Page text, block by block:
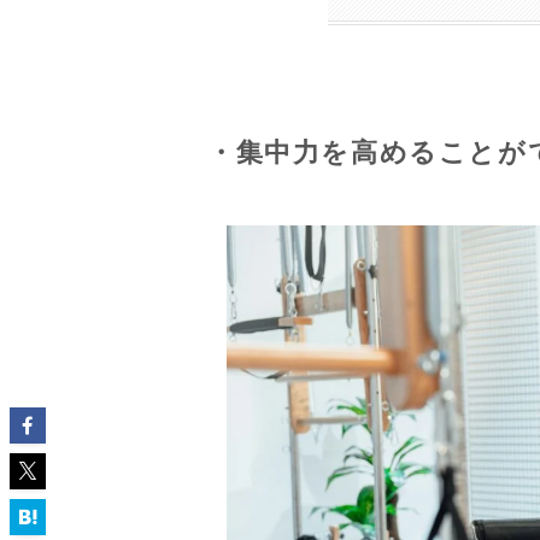
・集中力を高めることが